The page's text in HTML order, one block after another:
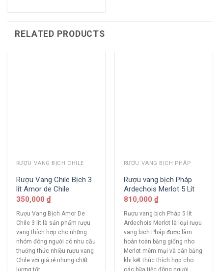
RELATED PRODUCTS
RƯỢU VANG BỊCH CHILE
Rượu Vang Chile Bịch 3
lít Amor de Chile
350,000 ₫
Rượu Vang Bịch Amor De
Chile 3 lít là sản phẩm rượu
vang thích hợp cho những
nhóm đông người có nhu cầu
thưởng thức nhiều rượu vang
Chile với giá rẻ nhưng chất
lượng tốt
RƯỢU VANG BỊCH PHÁP
Rượu vang bịch Pháp
Ardechois Merlot 5 Lít
810,000 ₫
Rượu vang bịch Pháp 5 lít
Ardechois Merlot là loại rượu
vang bịch Pháp được làm
hoàn toàn bằng giống nho
Merlot mềm mại và cân bằng
khi kết thúc thích hợp cho
các bữa tiệc đông người